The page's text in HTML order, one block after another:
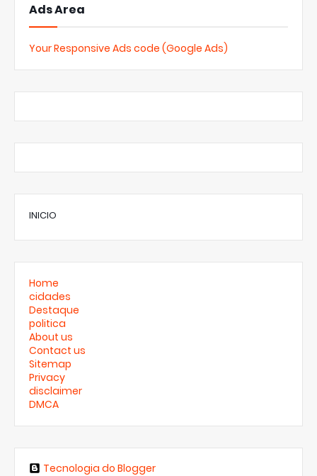
Ads Area
Your Responsive Ads code (Google Ads)
INICIO
Home
cidades
Destaque
politica
About us
Contact us
Sitemap
Privacy
disclaimer
DMCA
Tecnologia do Blogger